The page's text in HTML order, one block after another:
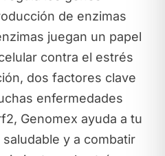
de enzimas
juegan un papel
contra el estrés
dos factores clave
enfermedades
Genomex ayuda a tu
y a combatir